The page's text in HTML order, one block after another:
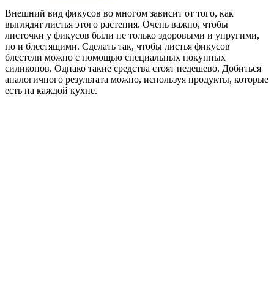
Внешний вид фикусов во многом зависит от того, как
выглядят листья этого растения. Очень важно, чтобы
листочки у фикусов были не только здоровыми и упругими,
но и блестящими. Сделать так, чтобы листья фикусов
блестели можно с помощью специальных покупных
силиконов. Однако такие средства стоят недешево. Добиться
аналогичного результата можно, используя продукты, которые
есть на каждой кухне.